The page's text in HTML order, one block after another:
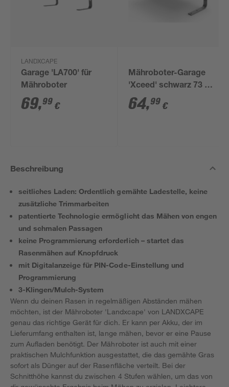
LANDXCAPE
Garage 'LA700' für
Mähroboter
69,99 €
Mähroboter-Garage
'Xceed' schwarz 73 x
53 x 37 cm
64,99 €
Beschreibung
seitliches Laden: Ordentlich gemähte Ladestelle, keine
zusätzliche Trimmarbeiten​
patentierte Technologie ermöglicht das Mähen von engen
und schmalen Passagen​
keine Programmierung erforderlich – startet das
Rasenmähen auf Knopfdruck​
mit Digitalanzeige für PIN-Code-Einstellung und
Programmierung
3-Klingen/Mulch-System​
Wenn du deinen Rasen in regelmäßigen Abständen mähen
möchten, ist der Mähroboter 'Landxcape' von LANDXCAPE
genau das richtige Gerät für dich. Er kann per Akku, der im
Lieferumfang enthalten ist, lange mähen, bevor er eine Pause
zum Aufladen benötigt. Der Mähroboter ist auch mit einer
praktischen Mulchfunktion ausgestattet, die das gemähte Gras
sofort als Dünger auf der Rasenfläche verteilt. Bei der
Schnitthöhe kannst du zwischen 4 Stufen wählen, um das von